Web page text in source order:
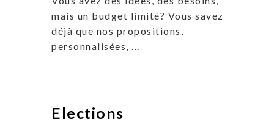
mais un budget limité? Vous savez
déjà que nos propositions,
personnalisées, ...
Elections